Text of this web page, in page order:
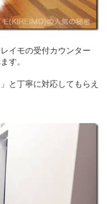
イモの受付カウンター
す。
と丁寧に対応してもらえ